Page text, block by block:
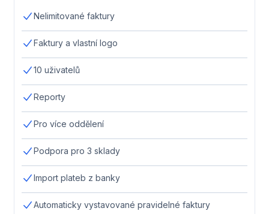
Nelimitované faktury
Faktury a vlastní logo
10 uživatelů
Reporty
Pro více oddělení
Podpora pro 3 sklady
Import plateb z banky
Automaticky vystavované pravidelné faktury